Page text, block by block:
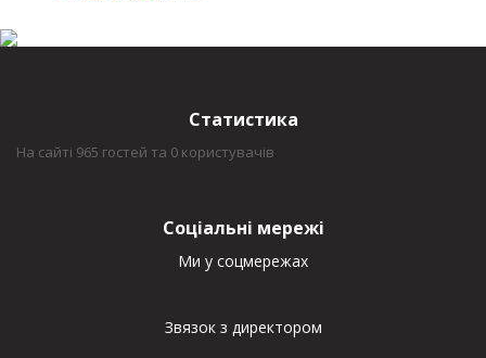
Статистика
На сайті 965 гостей та 0 користувачів
Соціальні мережі
Ми у соцмережах
Звязок з директором